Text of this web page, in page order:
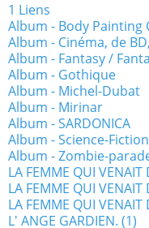
1 Liens
Album - Body Painting
Album - Cinéma, de
Album - Fantasy /
Album - Gothique
Album - Michel-Dubat
Album - Mirinar
Album - SARDONICA
Album - Science-Fiction
Album - Zombie-
LA FEMME QUI VENAIT
LA FEMME QUI VENAIT
LA FEMME QUI VENAIT
L' ANGE GARDIEN. (1)